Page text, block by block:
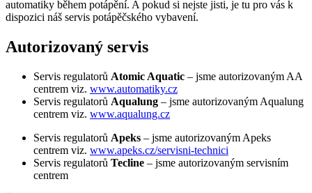
automatiky během potápění. A pokud si nejste jisti, je tu pro vás k
dispozici náš servis potápěčského vybavení.
Autorizovaný servis
Servis regulatorů Atomic Aquatic – jsme autorizovaným AA
centrem viz. www.automatiky.cz
Servis regulatorů Aqualung – jsme autorizovaným Aqualung
centrem viz. www.aqualung.cz
Servis regulatorů Apeks – jsme autorizovaným Apeks
centrem viz. www.apeks.cz/servisni-technici
Servis regulatorů Tecline – jsme autorizovaným servisním
centrem